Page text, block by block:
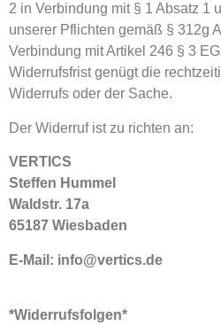
2 in Verbindung mit § 1 Absatz 1
unserer Pflichten gemäß § 312g
Verbindung mit Artikel 246 § 3
Widerrufsfrist genügt die
Widerrufs oder der Sache.
Der Widerruf ist zu richten an:
VERTICS
Steffen Hummel
Waldstr. 17a
65187 Wiesbaden
E-Mail: info@vertics.de
*Widerrufsfolgen*